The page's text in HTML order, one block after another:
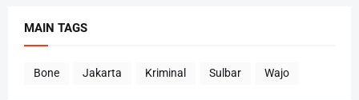
MAIN TAGS
Bone Jakarta Kriminal Sulbar Wajo